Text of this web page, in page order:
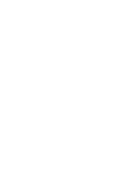
insbesondere
Tulpenbluetr ist
Die ganze
aus den Samen bzw.
Zu empfehlen ist
lesen